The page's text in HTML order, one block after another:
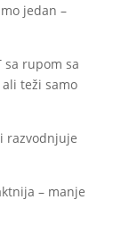
jedan –
sa rupom sa
teži samo
razvodnjuje
– manje